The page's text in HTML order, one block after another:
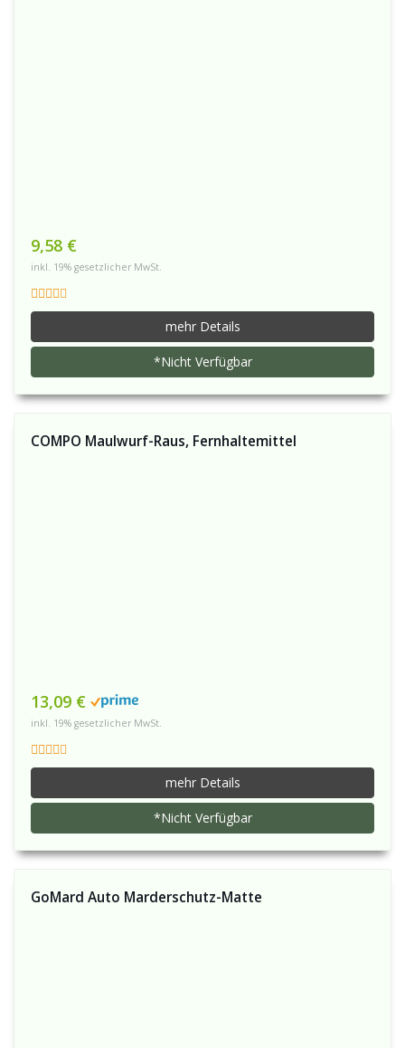
9,58 €
inkl. 19% gesetzlicher MwSt.
mehr Details
*Nicht Verfügbar
COMPO Maulwurf-Raus, Fernhaltemittel
13,09 €
inkl. 19% gesetzlicher MwSt.
mehr Details
*Nicht Verfügbar
GoMard Auto Marderschutz-Matte